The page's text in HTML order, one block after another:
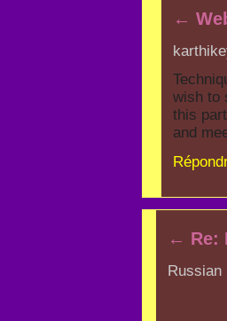
←
wish to
this
and
← Re:
Russian